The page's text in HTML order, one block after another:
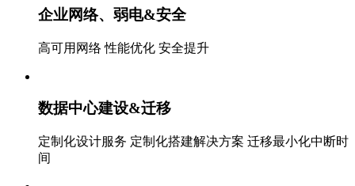
企业网络、弱电&安全
高可用网络 性能优化 安全提升
数据中心建设&迁移
定制化设计服务 定制化搭建解决方案 迁移最小化中断时
间